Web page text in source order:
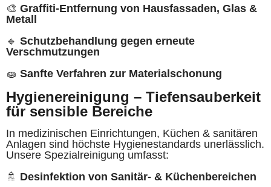
🎨 Graffiti-Entfernung von Hausfassaden, Glas &
Metall
🔹 Schutzbehandlung gegen erneute
Verschmutzungen
🧽 Sanfte Verfahren zur Materialschonung
Hygienereinigung – Tiefensauberkeit
für sensible Bereiche
In medizinischen Einrichtungen, Küchen & sanitären
Anlagen sind höchste Hygienestandards unerlässlich.
Unsere Spezialreinigung umfasst:
🚿 Desinfektion von Sanitär- & Küchenbereichen